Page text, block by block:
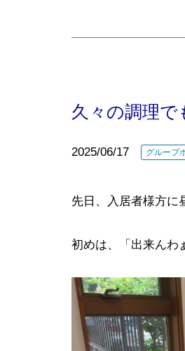
久々の調理で
2025/06/17 グループ
先日、入居者様方に
初めは、「出来んわ